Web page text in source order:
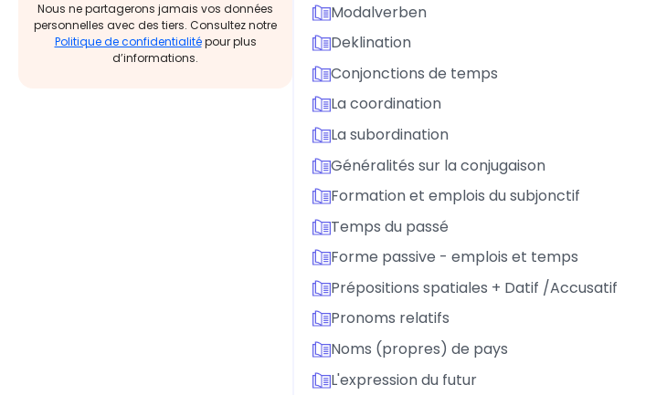
Nous ne partagerons jamais vos données
personnelles avec des tiers. Consultez notre
Politique de confidentialitépour plus
d’informations.
Modalverben
Deklination
Conjonctions de temps
La coordination
La subordination
Généralités sur la conjugaison
Formation et emplois du subjonctif
Temps du passé
Forme passive - emplois et temps
Prépositions spatiales + Datif /Accusatif
Pronoms relatifs
Noms (propres) de pays
L'expression du futur